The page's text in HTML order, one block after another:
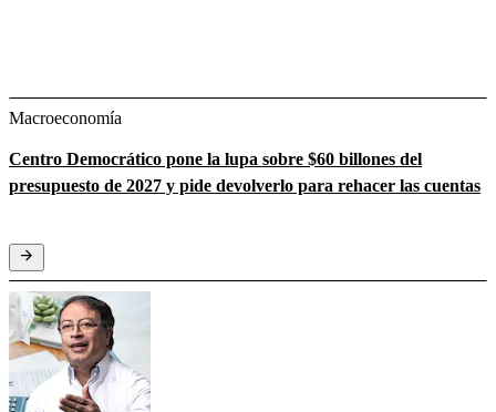
Macroeconomía
Centro Democrático pone la lupa sobre $60 billones del
presupuesto de 2027 y pide devolverlo para rehacer las cuentas